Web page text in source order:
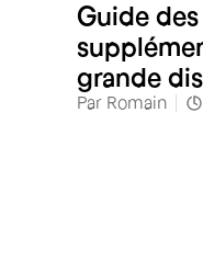
Guide
grande
Par Romain